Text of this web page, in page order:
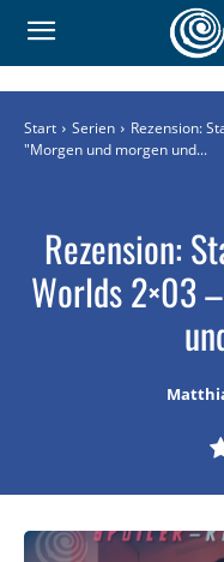
Start Serien
Rezension:
"Morgen und morgen und...
Rezension:
Worlds 2×03